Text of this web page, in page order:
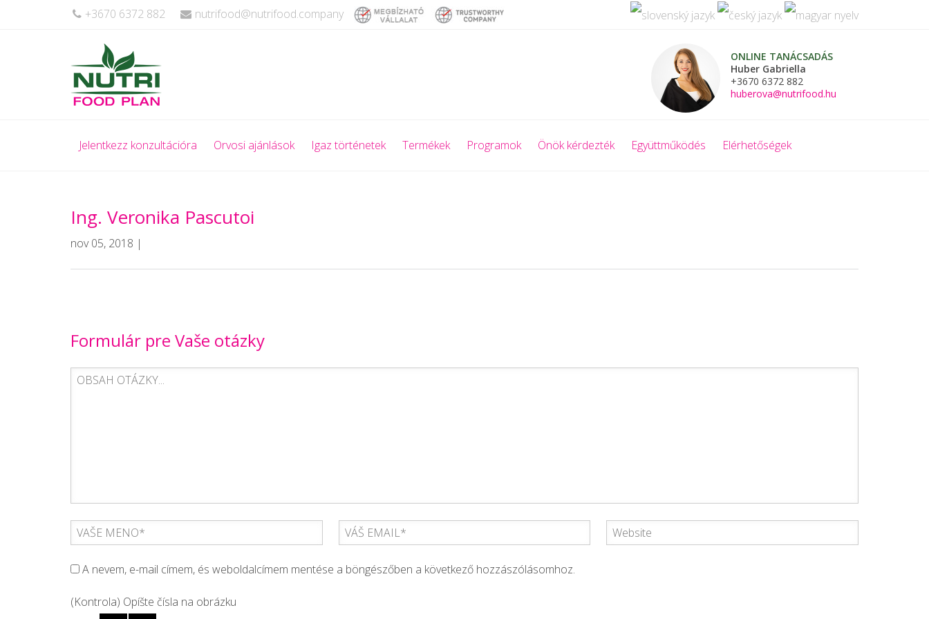
+3670 6372 882 nutrifood@nutrifood.company
ONLINE TANÁCSADÁS
Huber Gabriella
+3670 6372 882
huberova@nutrifood.hu
Jelentkezz konzultációra Orvosi ajánlások Igaz történetek Termékek Programok Önök kérdezték Együttműködés Elérhetőségek
Ing. Veronika Pascutoi
nov 05, 2018 |
Formulár pre Vaše otázky
A nevem, e-mail címem, és weboldalcímem mentése a böngészőben a következő hozzászólásomhoz.
(Kontrola) Opíšte čísla na obrázku